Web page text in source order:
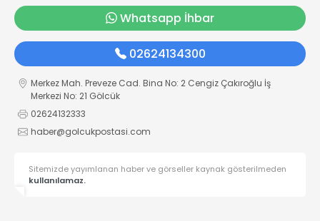
Whatsapp İhbar
02624134300
Merkez Mah. Preveze Cad. Bina No: 2 Cengiz Çakıroğlu İş
Merkezi No: 21 Gölcük
02624132333
haber@golcukpostasi.com
Sitemizde yayımlanan haber ve görseller kaynak gösterilmeden
kullanılamaz.